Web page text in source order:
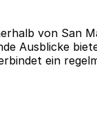
von San
Ausblicke
ein